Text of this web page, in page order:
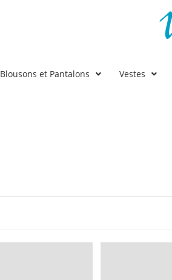
Blousons et Pantalons Vestes